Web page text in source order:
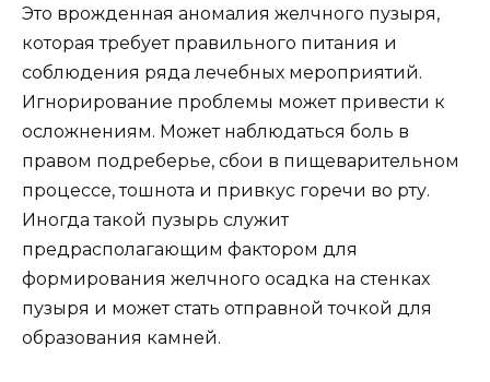
Это врожденная аномалия желчного пузыря,
которая требует правильного питания и
соблюдения ряда лечебных мероприятий.
Игнорирование проблемы может привести к
осложнениям. Может наблюдаться боль в
правом подреберье, сбои в пищеварительном
процессе, тошнота и привкус горечи во рту.
Иногда такой пузырь служит
предрасполагающим фактором для
формирования желчного осадка на стенках
пузыря и может стать отправной точкой для
образования камней.